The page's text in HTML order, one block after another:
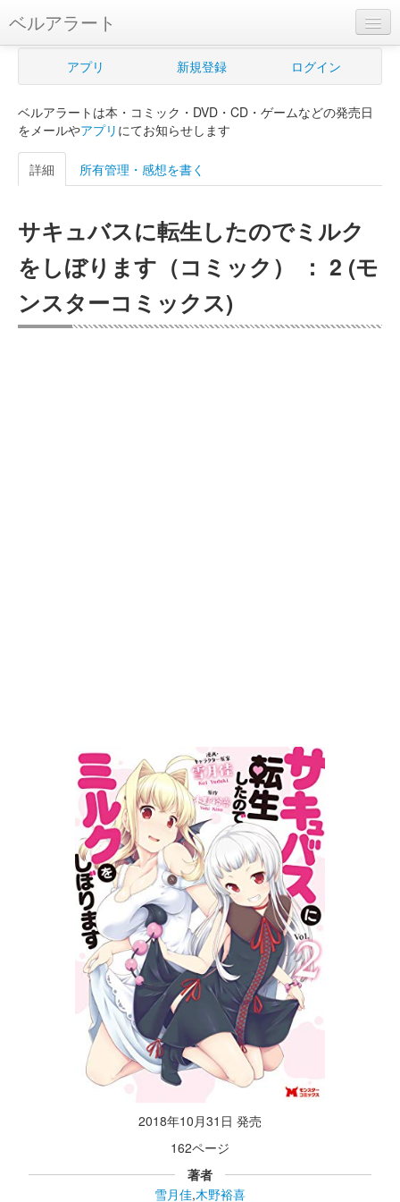
ベルアラート
ベルアラートとは
新規登録
ログイン
購入管理
Myシェルフ
プレミアム
アプリ 新規登録 ログイン
ベルアラートは本・コミック・DVD・CD・ゲームなどの発売日
をメールやアプリ にてお知らせします
詳細 所有管理・感想を書く
サキュバスに転生したのでミルク
をしぼります（コミック） ： 2 (モ
ンスターコミックス)
2018年10月31日 発売
162ページ
著者
雪月佳,木野裕喜